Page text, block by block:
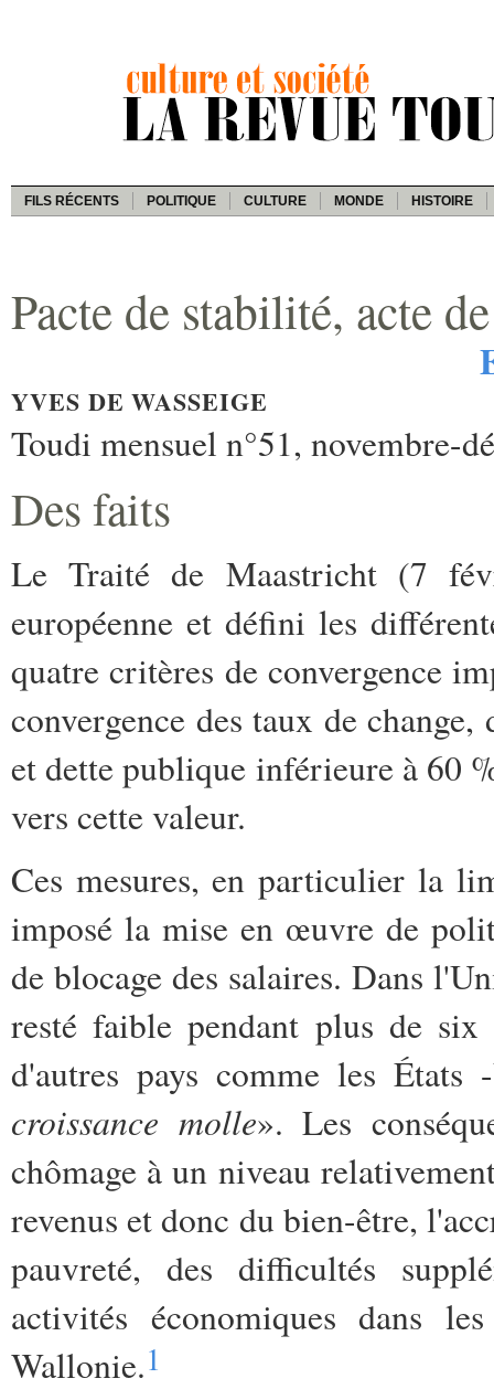
FILS RÉCENTS POLITIQUE CULTURE MONDE HISTOIRE
Pacte de stabilité, acte
YVES DE WASSEIGE
Toudi mensuel n°51, novembre-
Des faits
Le Traité de Maastricht (7
européenne et défini les
quatre critères de convergence
convergence des taux de
et dette publique inférieure à 60
vers cette valeur.
Ces mesures, en particulier la
imposé la mise en œuvre de
de blocage des salaires. Dans
resté faible pendant plus de
d'autres pays comme les
croissance molle». Les
chômage à un niveau
revenus et donc du bien-être,
pauvreté, des difficultés
activités économiques dans
Wallonie.1